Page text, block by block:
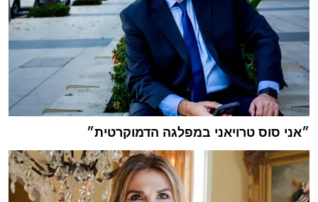
״אני סוס טרויאני במפלגה הדמוקרטית״